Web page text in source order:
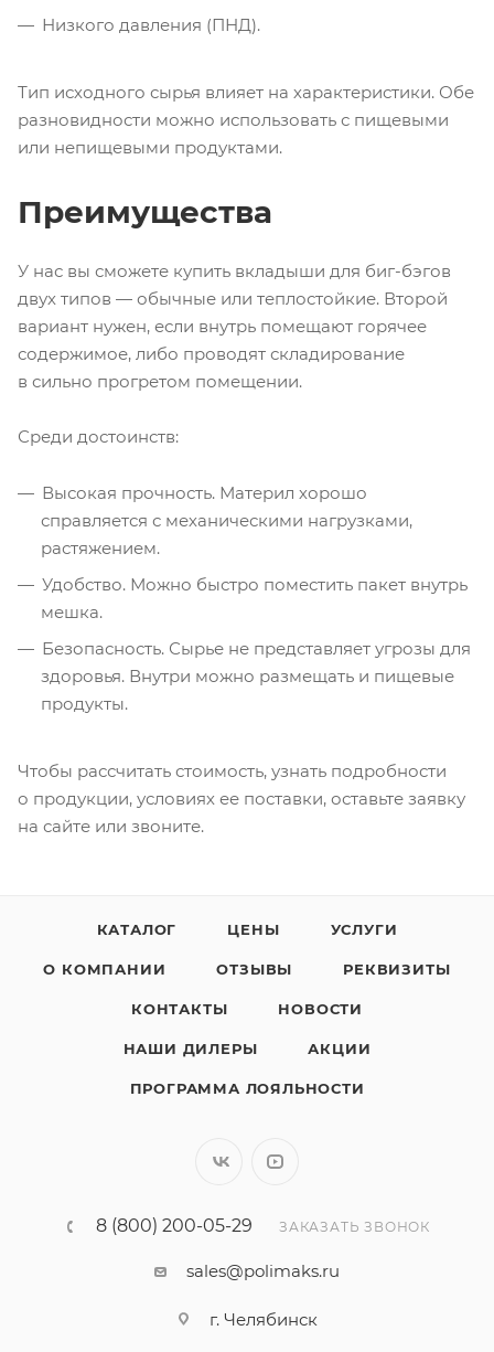
Низкого давления (ПНД).
Тип исходного сырья влияет на характеристики. Обе
разновидности можно использовать с пищевыми
или непищевыми продуктами.
Преимущества
У нас вы сможете купить вкладыши для биг-бэгов
двух типов — обычные или теплостойкие. Второй
вариант нужен, если внутрь помещают горячее
содержимое, либо проводят складирование
в сильно прогретом помещении.
Среди достоинств:
Высокая прочность. Материл хорошо
справляется с механическими нагрузками,
растяжением.
Удобство. Можно быстро поместить пакет внутрь
мешка.
Безопасность. Сырье не представляет угрозы для
здоровья. Внутри можно размещать и пищевые
продукты.
Чтобы рассчитать стоимость, узнать подробности
о продукции, условиях ее поставки, оставьте заявку
на сайте или звоните.
КАТАЛОГ ЦЕНЫ УСЛУГИ
О КОМПАНИИ ОТЗЫВЫ РЕКВИЗИТЫ
КОНТАКТЫ НОВОСТИ
НАШИ ДИЛЕРЫ АКЦИИ
ПРОГРАММА ЛОЯЛЬНОСТИ
8 (800) 200-05-29 ЗАКАЗАТЬ ЗВОНОК
sales@polimaks.ru
г. Челябинск